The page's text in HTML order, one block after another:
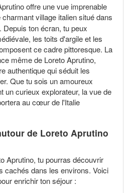
offre une vue imprenable
charmant village italien situé dans
ton écran, tu peux
les toits d'argile et les
ce cadre pittoresque. La
même de Loreto Aprutino,
authentique qui séduit les
Que tu sois un amoureux
un curieux explorateur, la vue de
au cœur de l'Italie
de Loreto Aprutino
Aprutino, tu pourras découvrir
cachés dans les environs. Voici
enrichir ton séjour :